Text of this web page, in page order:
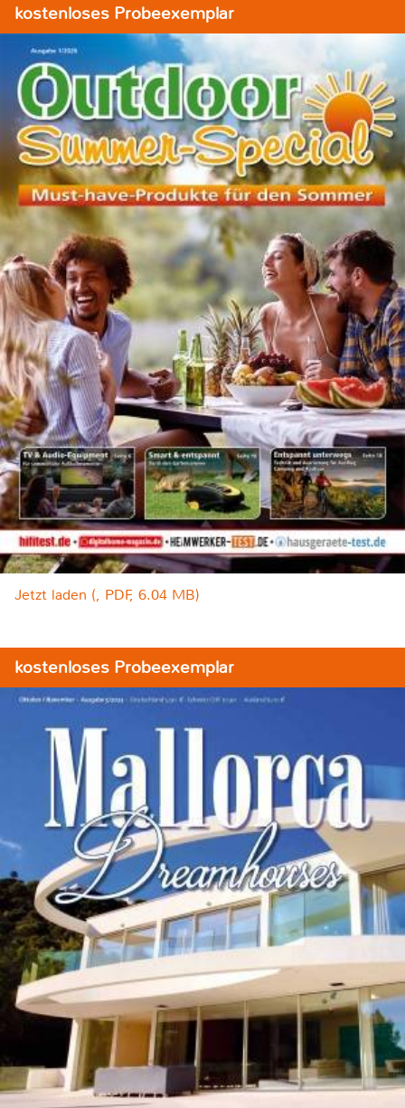
kostenloses Probeexemplar
Jetzt laden (, PDF, 6.04 MB)
kostenloses Probeexemplar